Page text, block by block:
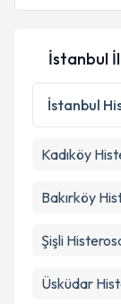
İstanbul
İstanbul
Kadıköy
Bakırköy
Şişli
Üsküdar